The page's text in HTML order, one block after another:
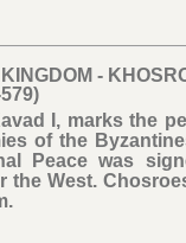
-
I, marks the
of the
Peace was
West.